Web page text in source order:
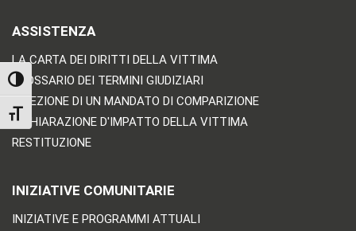
TOGGLE HIGH CONTRAST
TOGGLE FONT SIZE
ASSISTENZA
LA CARTA DEI DIRITTI DELLA VITTIMA
GLOSSARIO DEI TERMINI GIUDIZIARI
RICEZIONE DI UN MANDATO DI COMPARIZIONE
DICHIARAZIONE D'IMPATTO DELLA VITTIMA
RESTITUZIONE
INIZIATIVE COMUNITARIE
INIZIATIVE E PROGRAMMI ATTUALI